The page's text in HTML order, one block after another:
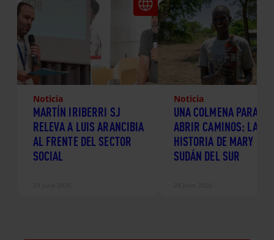
Noticia
MARTÍN IRIBERRI SJ
RELEVA A LUIS ARANCIBIA
AL FRENTE DEL SECTOR
SOCIAL
Noticia
UNA COLMENA PARA
ABRIR CAMINOS: LA
HISTORIA DE MARY EN
SUDÁN DEL SUR